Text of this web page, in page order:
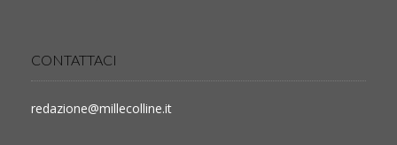
CONTATTACI
redazione@millecolline.it